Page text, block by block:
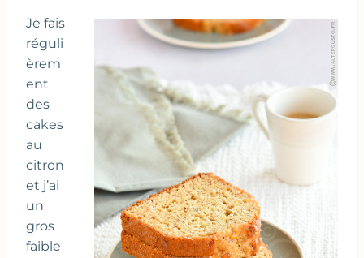
Je fais
réguli
èrem
ent
des
cakes
au
citron
et j’ai
un
gros
faible